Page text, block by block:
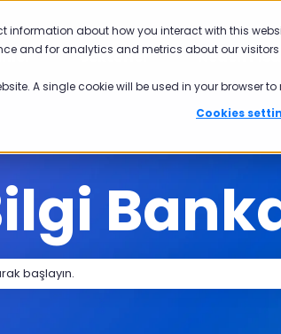
about how you interact with this
and for analytics and metrics about our
A single cookie will be used in your browser
Cookies
Sektörler Neden